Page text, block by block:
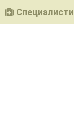
Специалисти